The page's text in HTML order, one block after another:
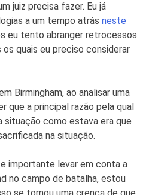
juiz precisa fazer. Eu já
a um tempo atrás neste
eu tento abranger retrocessos
quais eu preciso considerar
Birmingham, ao analisar uma
que a principal razão pela qual
situação como estava era que
na situação.
importante levar em conta a
no campo de batalha, estou